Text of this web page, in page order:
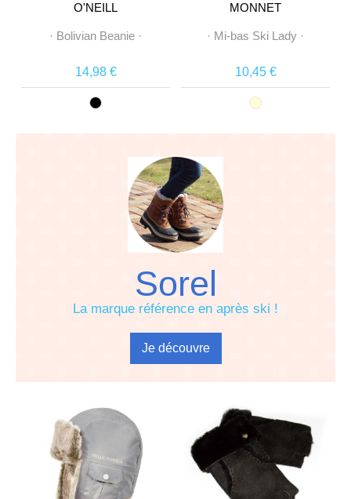
O'NEILL
· Bolivian Beanie ·
14,98 €
MONNET
· Mi-bas Ski Lady ·
10,45 €
Sorel
La marque référence en après ski !
Je découvre